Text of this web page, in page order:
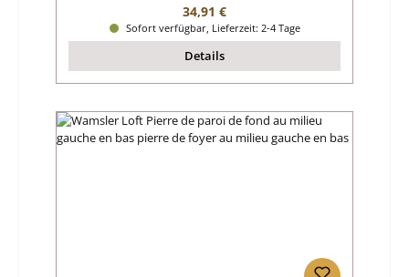
Regulärer Preis:
34,91 €
Sofort verfügbar, Lieferzeit: 2-4 Tage
Details